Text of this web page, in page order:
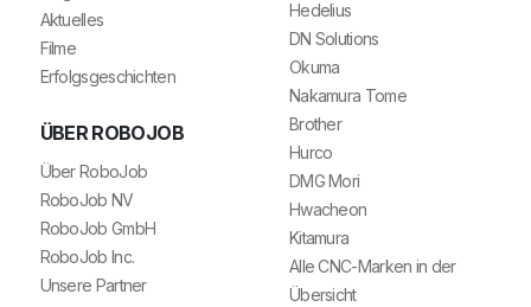
Aktuelles
Filme
Erfolgsgeschichten
ÜBER ROBOJOB
Über RoboJob
RoboJob NV
RoboJob GmbH
RoboJob Inc.
Unsere Partner
Hedelius
DN Solutions
Okuma
Nakamura Tome
Brother
Hurco
DMG Mori
Hwacheon
Kitamura
Alle CNC-Marken in der
Übersicht